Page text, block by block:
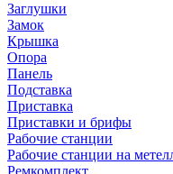
Заглушки
Замок
Крышка
Опора
Панель
Подставка
Приставка
Приставки и брифы
Рабочие станции
Рабочие станции на
Ремкомплект